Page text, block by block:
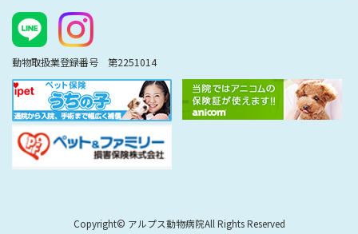
動物取扱業登録番号 第2251014
Copyright© アルプス動物病院All Rights Reserved